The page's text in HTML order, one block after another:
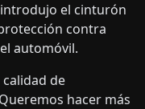
el cinturón
contra
automóvil.
de
hacer más